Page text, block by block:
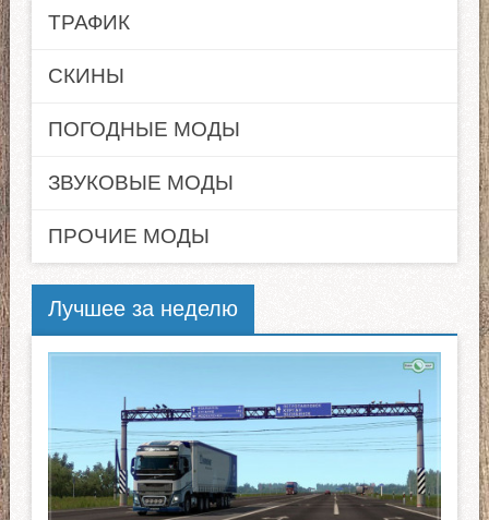
ТРАФИК
СКИНЫ
ПОГОДНЫЕ МОДЫ
ЗВУКОВЫЕ МОДЫ
ПРОЧИЕ МОДЫ
Лучшее за неделю